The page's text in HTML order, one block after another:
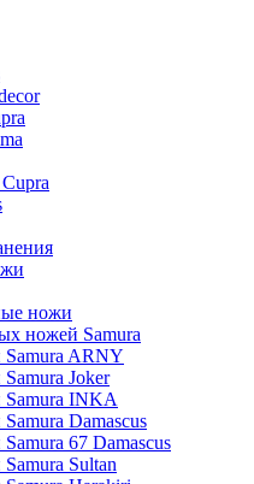
ножи
ножей Samura
ARNY
Joker
INKA
Damascus
67 Damascus
Sultan